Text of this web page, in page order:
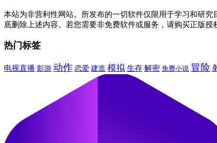
本站为非营利性网站。所发布的一切软件仅限用于学习和研
底删除上述内容。若您需要非免费软件或服务，请购买正版
热门标签
电视直播 影游 动作 恋爱 建造 模拟 生存 解密 免费小说 冒险